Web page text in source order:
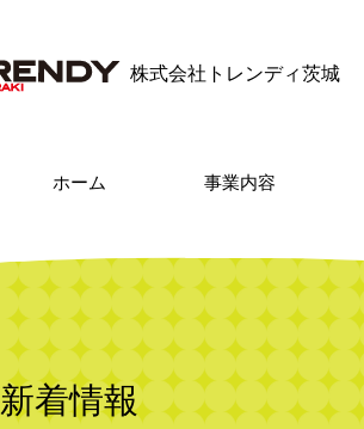
株式会社トレンディ茨城
ホーム 事業内容
新着情報